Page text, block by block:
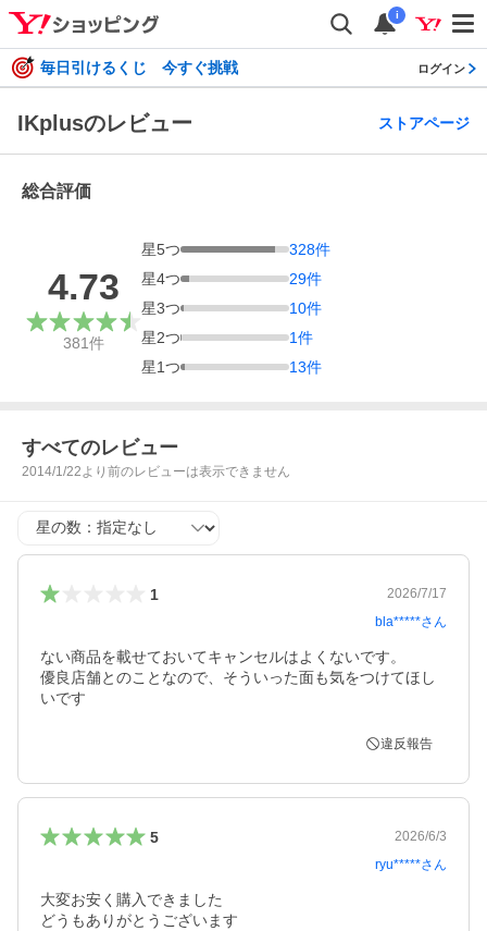
i
毎日引けるくじ 今すぐ挑戦 ログイン
IKplusのレビュー ストアページ
総合評価
4.73
381件
星5つ 328件
星4つ 29件
星3つ 10件
星2つ 1件
星1つ 13件
すべてのレビュー
2014/1/22より前のレビューは表示できません
星の数
1
2026/7/17
bla*****さん
ない商品を載せておいてキャンセルはよくないです。
優良店舗とのことなので、そういった面も気をつけてほし
いです
違反報告
5
2026/6/3
ryu*****さん
大変お安く購入できました
どうもありがとうございます